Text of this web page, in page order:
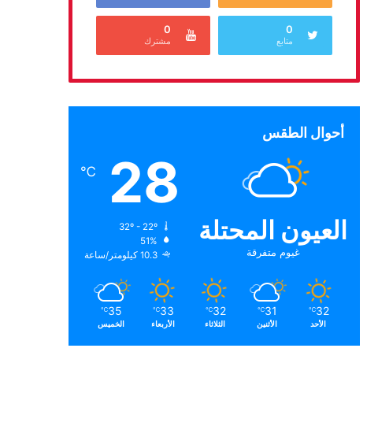
0
متابع
0
مشترك
أحوال الطقس
العيون المحتلة
غيوم متفرقة
28
℃
51%
10.3 كيلومتر/ساعة
32
℃
الأحد
31
℃
الأثنين
32
℃
الثلاثاء
33
℃
الأربعاء
35
℃
الخميس